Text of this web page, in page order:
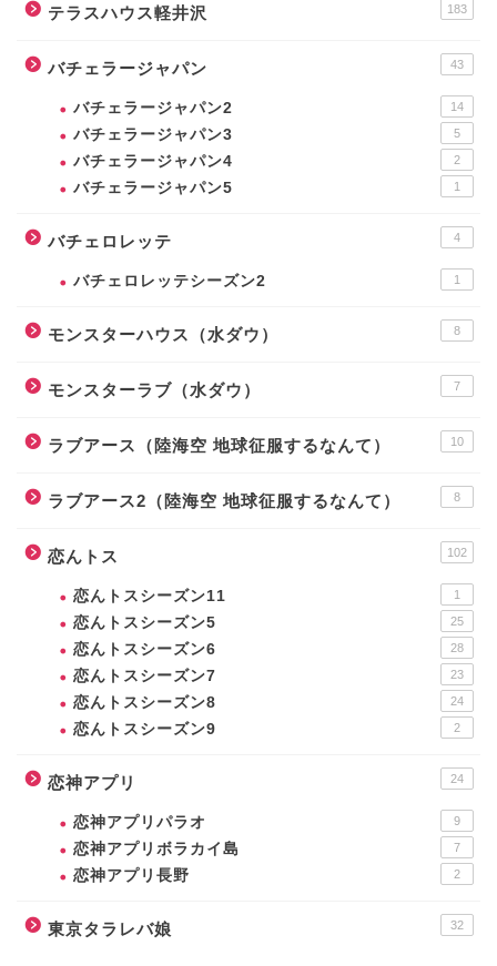
テラスハウス軽井沢 183
バチェラージャパン 43
バチェラージャパン2 14
バチェラージャパン3 5
バチェラージャパン4 2
バチェラージャパン5 1
バチェロレッテ 4
バチェロレッテシーズン2 1
モンスターハウス（水ダウ） 8
モンスターラブ（水ダウ） 7
ラブアース（陸海空 地球征服するなんて） 10
ラブアース2（陸海空 地球征服するなんて） 8
恋んトス 102
恋んトスシーズン11 1
恋んトスシーズン5 25
恋んトスシーズン6 28
恋んトスシーズン7 23
恋んトスシーズン8 24
恋んトスシーズン9 2
恋神アプリ 24
恋神アプリパラオ 9
恋神アプリボラカイ島 7
恋神アプリ長野 2
東京タラレバ娘 32